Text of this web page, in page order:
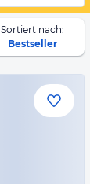
Sortiert nach:
Bestseller